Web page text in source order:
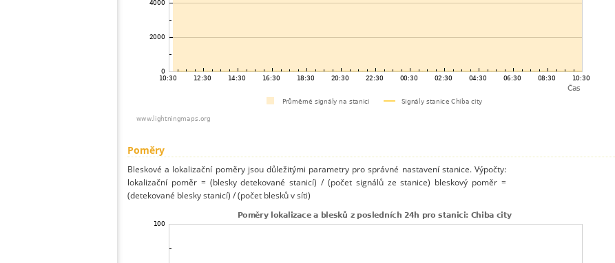
Poměry
Bleskové a lokalizační poměry jsou důležitými parametry pro správné nastavení stanice. Výpočty:
lokalizační poměr = (blesky detekované stanicí) / (počet signálů ze stanice) bleskový poměr =
(detekované blesky stanicí) / (počet blesků v síti)